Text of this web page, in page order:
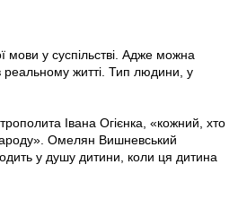
мови у суспільстві. Адже можна
реальному житті. Тип людини, у
Івана Огієнка, «кожний, хто
Омелян Вишневський
у душу дитини, коли ця дитина